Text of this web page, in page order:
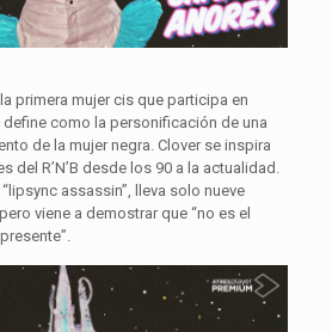
primera mujer cis que participa en
define como la personificación de una
de la mujer negra. Clover se inspira
del R’N’B desde los 90 a la actualidad.
assassin”, lleva solo nueve
viene a demostrar que “no es el